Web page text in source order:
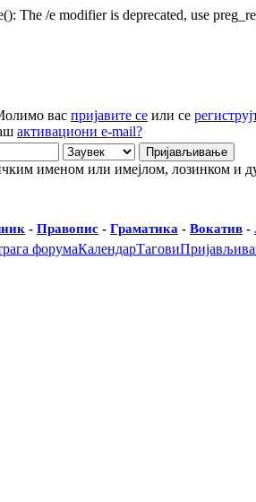
The /e modifier is deprecated, use
вас пријавите се или се
активациони e-mail?
именом или имејлом, лозинком и
- Правопис - Граматика - Вокатив -
форумаКалендарТагови